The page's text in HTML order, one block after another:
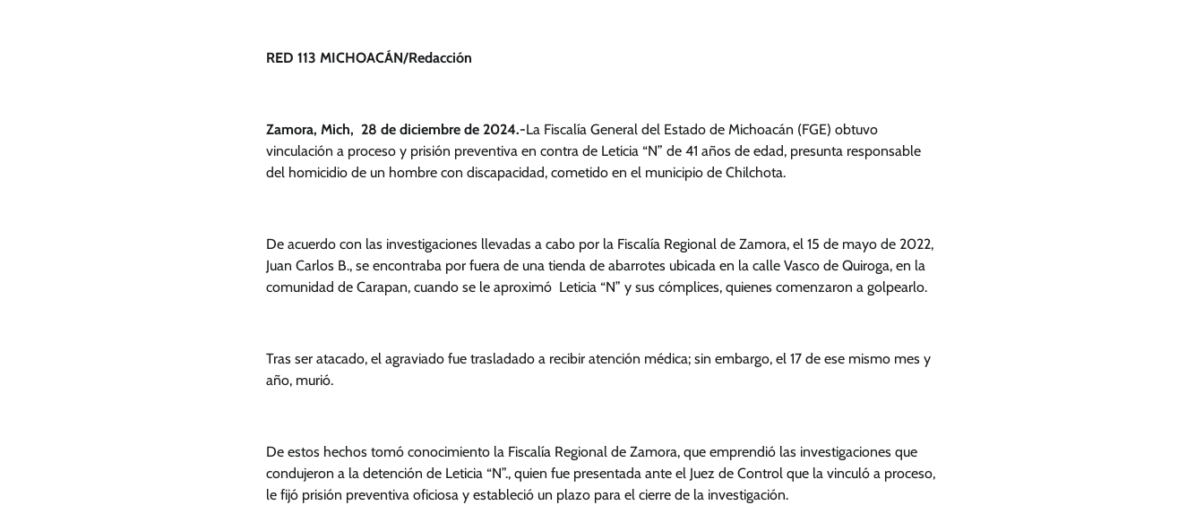
RED 113 MICHOACÁN/Redacción
Zamora, Mich, 28 de diciembre de 2024.-La Fiscalía General del Estado de Michoacán (FGE) obtuvo
vinculación a proceso y prisión preventiva en contra de Leticia “N” de 41 años de edad, presunta responsable
del homicidio de un hombre con discapacidad, cometido en el municipio de Chilchota.
De acuerdo con las investigaciones llevadas a cabo por la Fiscalía Regional de Zamora, el 15 de mayo de 2022,
Juan Carlos B., se encontraba por fuera de una tienda de abarrotes ubicada en la calle Vasco de Quiroga, en la
comunidad de Carapan, cuando se le aproximó Leticia “N” y sus cómplices, quienes comenzaron a golpearlo.
Tras ser atacado, el agraviado fue trasladado a recibir atención médica; sin embargo, el 17 de ese mismo mes y
año, murió.
De estos hechos tomó conocimiento la Fiscalía Regional de Zamora, que emprendió las investigaciones que
condujeron a la detención de Leticia “N”., quien fue presentada ante el Juez de Control que la vinculó a proceso,
le fijó prisión preventiva oficiosa y estableció un plazo para el cierre de la investigación.